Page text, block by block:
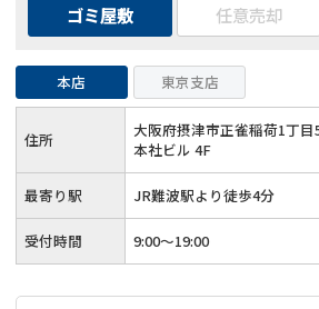
ゴミ屋敷
任意売却
本店 東京支店
住所
大阪府摂津市正雀稲荷1丁
本社ビル 4F
最寄り駅 JR難波駅より徒歩4分
受付時間 9:00～19:00